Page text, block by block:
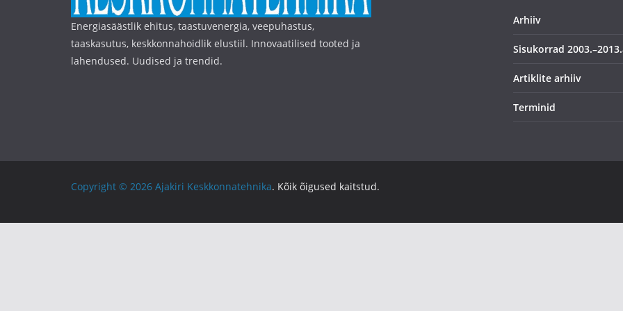
Energiasäästlik ehitus, taastuvenergia, veepuhastus,
taaskasutus, keskkonnahoidlik elustiil. Innovaatilised tooted ja
lahendused. Uudised ja trendid.
Arhiiv
Sisukorrad
Artiklite arhiiv
Terminid
Copyright © 2026 Ajakiri Keskkonnatehnika. Kõik õigused kaitstud.